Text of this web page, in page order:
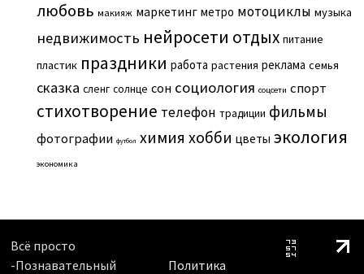
любовь макияж маркетинг метро мотоциклы музыка
недвижимость нейросети отдых питание
пластик праздники работа растения реклама семья
сказка сленг солнце сон социология соцсети спорт
стихотворение телефон традиции фильмы
фотографии футбол химия хобби цветы экология
экономика
Всё просто
-Познавательный
Политика